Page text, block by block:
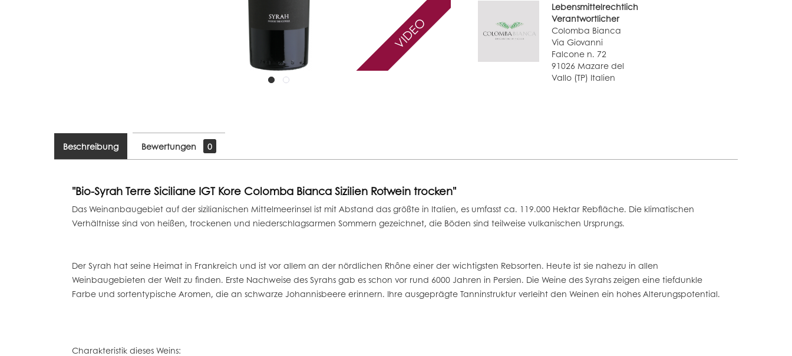
VIDEO
Lebensmittelrechtlich
Verantwortlicher
Colomba Bianca
Via Giovanni
Falcone n. 72
91026 Mazare del
Vallo (TP) Italien
Beschreibung Bewertungen 0
"Bio-Syrah Terre Siciliane IGT Kore Colomba Bianca Sizilien Rotwein trocken"
Das Weinanbaugebiet auf der sizilianischen Mittelmeerinsel ist mit Abstand das größte in Italien, es umfasst ca. 119.000 Hektar Rebfläche. Die klimatischen
Verhältnisse sind von heißen, trockenen und niederschlagsarmen Sommern gezeichnet, die Böden sind teilweise vulkanischen Ursprungs.
Der Syrah hat seine Heimat in Frankreich und ist vor allem an der nördlichen Rhône einer der wichtigsten Rebsorten. Heute ist sie nahezu in allen
Weinbaugebieten der Welt zu finden. Erste Nachweise des Syrahs gab es schon vor rund 6000 Jahren in Persien. Die Weine des Syrahs zeigen eine tiefdunkle
Farbe und sortentypische Aromen, die an schwarze Johannisbeere erinnern. Ihre ausgeprägte Tanninstruktur verleiht den Weinen ein hohes Alterungspotential.
Charakteristik dieses Weins: